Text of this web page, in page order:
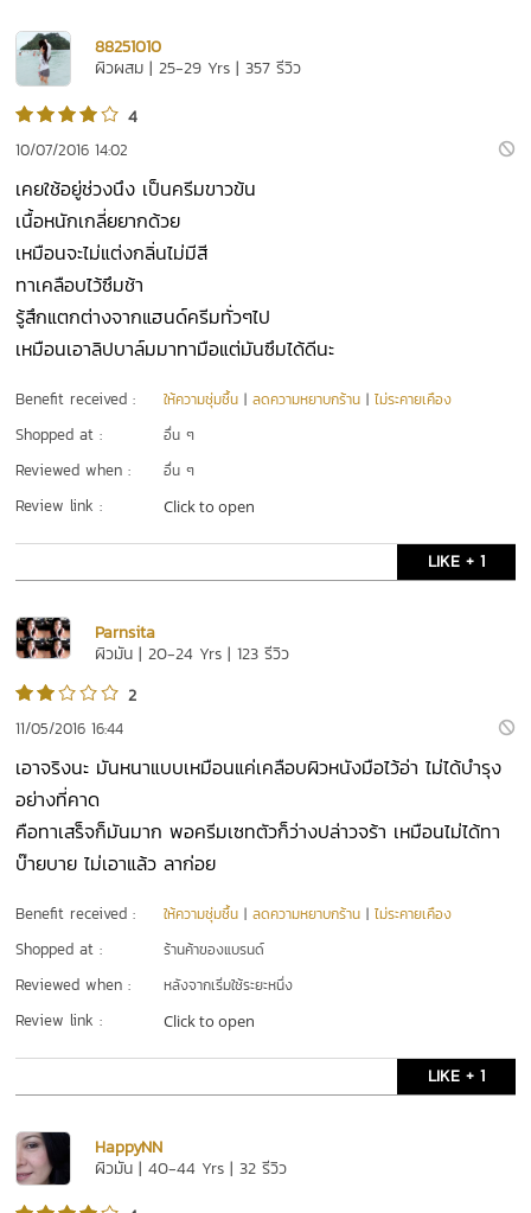
88251010
ผิวผสม | 25-29 Yrs | 357 รีวิว
4
10/07/2016 14:02
เคยใช้อยู่ช่วงนึง เป็นครีมขาวข้น
เนื้อหนักเกลี่ยยากด้วย
เหมือนจะไม่แต่งกลิ่นไม่มีสี
ทาเคลือบไว้ซึมช้า
รู้สึกแตกต่างจากแฮนด์ครีมทั่วๆไป
เหมือนเอาลิปบาล์มมาทามือแต่มันซึมได้ดีนะ
Benefit received : ให้ความชุ่มชื้น |ลดความหยาบกร้าน |ไม่ระคายเคือง
Shopped at : อื่น ๆ
Reviewed when : อื่น ๆ
Review link : Click to open
LIKE + 1
Parnsita
ผิวมัน | 20-24 Yrs | 123 รีวิว
2
11/05/2016 16:44
เอาจริงนะ มันหนาแบบเหมือนแค่เคลือบผิวหนังมือไว้อ่า ไม่ได้บำรุง
อย่างที่คาด
คือทาเสร็จก็มันมาก พอครีมเซทตัวก็ว่างปล่าวจร้า เหมือนไม่ได้ทา
บ๊ายบาย ไม่เอาแล้ว ลาก่อย
Benefit received : ให้ความชุ่มชื้น |ลดความหยาบกร้าน |ไม่ระคายเคือง
Shopped at : ร้านค้าของแบรนด์
Reviewed when : หลังจากเริ่มใช้ระยะหนึ่ง
Review link : Click to open
LIKE + 1
HappyNN
ผิวมัน | 40-44 Yrs | 32 รีวิว